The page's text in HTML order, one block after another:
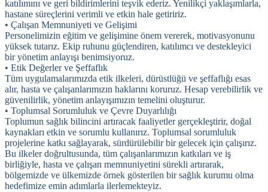
katılımını ve geri bildirimlerini teşvik ederiz. Yenilikçi yaklaşımlarla,
hastane süreçlerini verimli ve etkin hale getiririz.
• Çalışan Memnuniyeti ve Gelişimi
Personelimizin eğitim ve gelişimine önem vererek, motivasyonunu
yüksek tutarız. Ekip ruhunu güçlendiren, katılımcı ve destekleyici
bir yönetim anlayışı benimsiyoruz.
• Etik Değerler ve Şeffaflık
Tüm uygulamalarımızda etik ilkeleri, dürüstlüğü ve şeffaflığı esas
alır, hasta ve çalışanlarımızın haklarını koruruz. Hesap verebilirlik ve
güvenilirlik, yönetim anlayışımızın temelini oluşturur.
• Toplumsal Sorumluluk ve Çevre Duyarlılığı
Toplumun sağlık bilincini artıracak faaliyetler gerçekleştirir, doğal
kaynakları etkin ve sorumlu kullanırız. Toplumsal sorumluluk
projelerine katkı sağlayarak, sürdürülebilir bir gelecek için çalışırız.
Bu ilkeler doğrultusunda, tüm çalışanlarımızın katkıları ve iş
birliğiyle, hasta ve çalışan memnuniyetini sürekli artırarak,
bölgemizde ve ülkemizde örnek gösterilen bir sağlık kurumu olma
hedefimize emin adımlarla ilerlemekteyiz.